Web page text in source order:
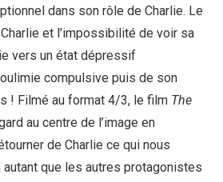
dans son rôle de Charlie. Le
et l’impossibilité de voir sa
vers un état dépressif
compulsive puis de son
! Filmé au format 4/3, le film The
au centre de l’image en
de Charlie ce qui nous
que les autres protagonistes